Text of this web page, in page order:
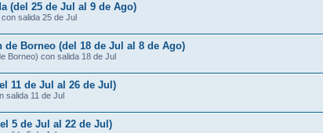
(del 25 de Jul al 9 de Ago)
salida 25 de Jul
Borneo (del 18 de Jul al 8 de Ago)
Borneo) con salida 18 de Jul
11 de Jul al 26 de Jul)
salida 11 de Jul
5 de Jul al 22 de Jul)